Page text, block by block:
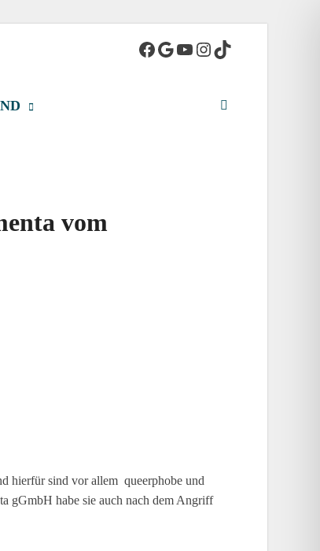
vom
hierfür sind vor allem queerphobe und
gGmbH habe sie auch nach dem Angriff